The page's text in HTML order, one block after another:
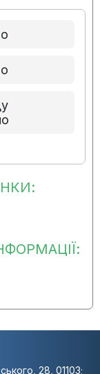
28, 01103;